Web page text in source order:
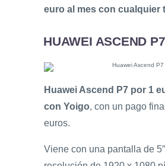
euro al mes con cualquier
HUAWEI ASCEND P7
Huawei Ascend P7 por 1
con Yoigo, con un pago
euros.
Viene con una pantalla de